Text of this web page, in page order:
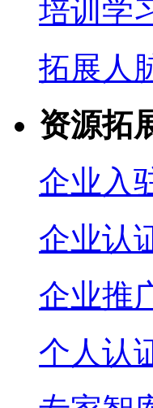
培训学
拓展人
资源拓
企业入
企业认
企业推
个人认